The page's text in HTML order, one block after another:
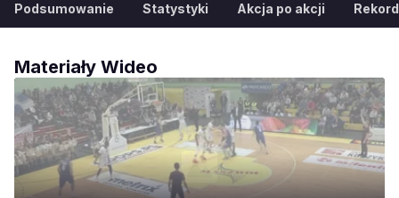
Podsumowanie Statystyki Akcja po akcji
Materiały Wideo